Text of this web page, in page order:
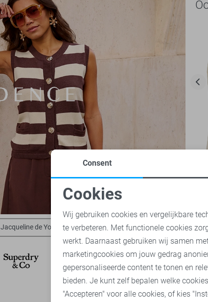
Jacqueline de Yong vesten Only vesten Vero Moda vesten
Noodzakelijke cookies
Analytische cookies
Consent
Cookies
Wij gebruiken cookies en vergelijkbare
te verbeteren. Met functionele cookies
werkt. Daarnaast gebruiken wij samen
marketingcookies om jouw gedrag
gepersonaliseerde content te tonen en
bieden. Je kunt zelf bepalen welke
"Accepteren" voor alle cookies, of kies